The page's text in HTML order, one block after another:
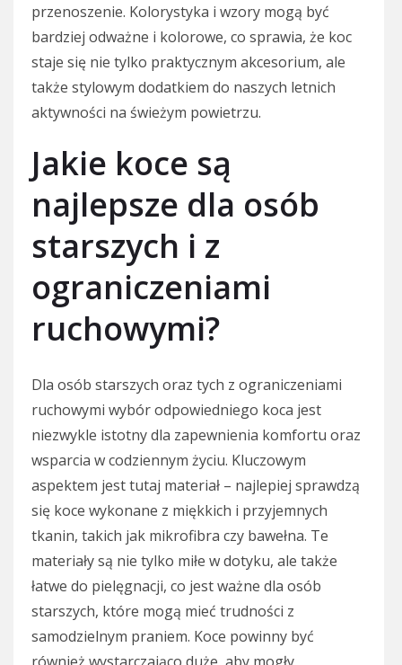
przenoszenie. Kolorystyka i wzory mogą być
bardziej odważne i kolorowe, co sprawia, że koc
staje się nie tylko praktycznym akcesorium, ale
także stylowym dodatkiem do naszych letnich
aktywności na świeżym powietrzu.
Jakie koce są
najlepsze dla osób
starszych i z
ograniczeniami
ruchowymi?
Dla osób starszych oraz tych z ograniczeniami
ruchowymi wybór odpowiedniego koca jest
niezwykle istotny dla zapewnienia komfortu oraz
wsparcia w codziennym życiu. Kluczowym
aspektem jest tutaj materiał – najlepiej sprawdzą
się koce wykonane z miękkich i przyjemnych
tkanin, takich jak mikrofibra czy bawełna. Te
materiały są nie tylko miłe w dotyku, ale także
łatwe do pielęgnacji, co jest ważne dla osób
starszych, które mogą mieć trudności z
samodzielnym praniem. Koce powinny być
również wystarczająco duże, aby mogły